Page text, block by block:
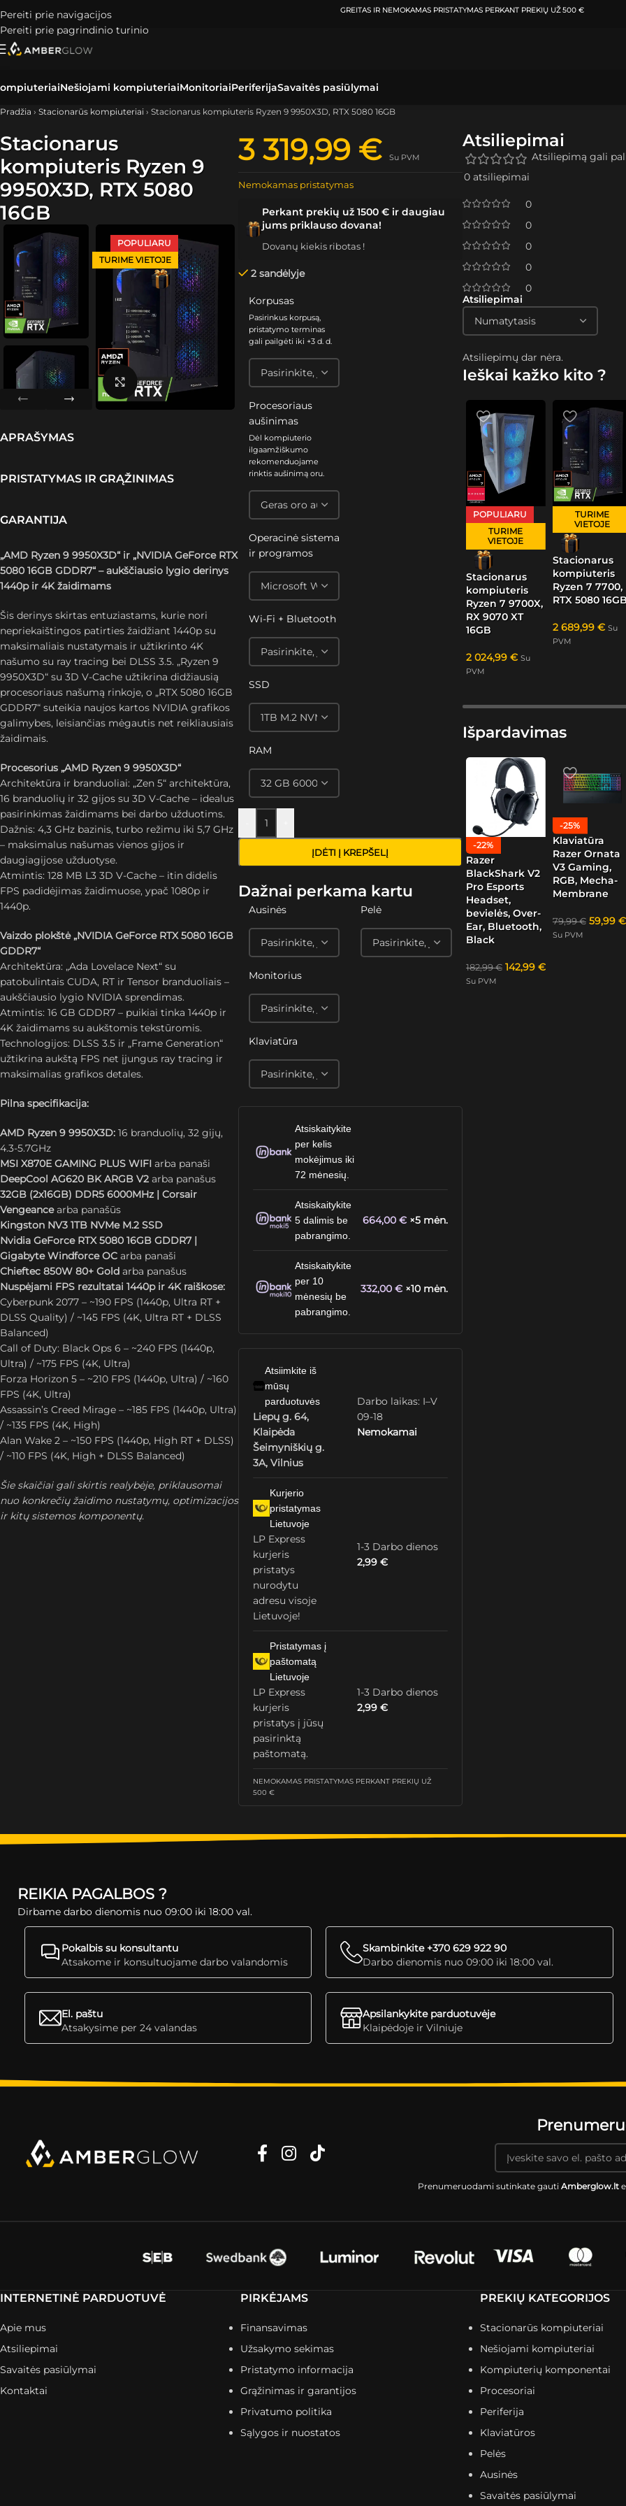
Pereiti prie navigacijos
Pereiti prie pagrindinio turinio
ATSIIMKITE UŽSAKYMĄKLAIPĖDOJE IR VILNIUJEPER0-3 DARBO DIENAS.
Nešiojami kompiuteriaiMonitoriaiPeriferijaSavaitės pasiūlymai
Pradžia › Stacionarūs kompiuteriai › Stacionarus kompiuteris Ryzen 9 9950X3D, RTX 5080 16GB
Stacionarus
kompiuteris Ryzen 9
9950X3D, RTX 5080
16GB
POPULIARU
TURIME VIETOJE
Spustelėkite, kad padidintumėte
APRAŠYMAS
PRISTATYMAS IR GRĄŽINIMAS
GARANTIJA
„AMD Ryzen 9 9950X3D“ ir „NVIDIA GeForce RTX
5080 16GB GDDR7“ – aukščiausio lygio derinys
1440p ir 4K žaidimams
Šis derinys skirtas entuziastams, kurie nori
nepriekaištingos patirties žaidžiant 1440p su
maksimaliais nustatymais ir užtikrinto 4K
našumo su ray tracing bei DLSS 3.5. „Ryzen 9
9950X3D“ su 3D V-Cache užtikrina didžiausią
procesoriaus našumą rinkoje, o „RTX 5080 16GB
GDDR7“ suteikia naujos kartos NVIDIA grafikos
galimybes, leisiančias mėgautis net reikliausiais
žaidimais.
Procesorius „AMD Ryzen 9 9950X3D“
Architektūra ir branduoliai: „Zen 5“ architektūra,
16 branduolių ir 32 gijos su 3D V-Cache – idealus
pasirinkimas žaidimams bei darbo užduotims.
Dažnis: 4,3 GHz bazinis, turbo režimu iki 5,7 GHz
– maksimalus našumas vienos gijos ir
daugiagijose užduotyse.
Atmintis: 128 MB L3 3D V-Cache – itin didelis
FPS padidėjimas žaidimuose, ypač 1080p ir
1440p.
Vaizdo plokštė „NVIDIA GeForce RTX 5080 16GB
GDDR7“
Architektūra: „Ada Lovelace Next“ su
patobulintais CUDA, RT ir Tensor branduoliais –
aukščiausio lygio NVIDIA sprendimas.
Atmintis: 16 GB GDDR7 – puikiai tinka 1440p ir
4K žaidimams su aukštomis tekstūromis.
Technologijos: DLSS 3.5 ir „Frame Generation“
užtikrina aukštą FPS net įjungus ray tracing ir
maksimalias grafikos detales.
Pilna specifikacija:
AMD Ryzen 9 9950X3D: 16 branduolių, 32 gijų,
4.3-5.7GHz
MSI X870E GAMING PLUS WIFI arba panaši
DeepCool AG620 BK ARGB V2 arba panašus
32GB (2x16GB) DDR5 6000MHz | Corsair
Vengeancearba panašūs
Kingston NV3 1TB NVMe M.2 SSD
Nvidia GeForce RTX 5080 16GB GDDR7 |
Gigabyte Windforce OC arba panaši
Chieftec 850W 80+ Gold arba panašus
Nuspėjami FPS rezultatai 1440p ir 4K raiškose:
Cyberpunk 2077 – ~190 FPS (1440p, Ultra RT +
DLSS Quality) / ~145 FPS (4K, Ultra RT + DLSS
Balanced)
Call of Duty: Black Ops 6 – ~240 FPS (1440p,
Ultra) / ~175 FPS (4K, Ultra)
Forza Horizon 5 – ~210 FPS (1440p, Ultra) / ~160
FPS (4K, Ultra)
Assassin’s Creed Mirage – ~185 FPS (1440p, Ultra)
/ ~135 FPS (4K, High)
Alan Wake 2 – ~150 FPS (1440p, High RT + DLSS)
/ ~110 FPS (4K, High + DLSS Balanced)
Šie skaičiai gali skirtis realybėje, priklausomai
nuo konkrečių žaidimo nustatymų, optimizacijos
ir kitų sistemos komponentų.
3 319,99 € Su PVM
Nemokamas pristatymas
Perkant prekių už 1500 € ir daugiau
jums priklauso dovana!
Dovanų kiekis ribotas !
2 sandėlyje
Korpusas
Pasirinkus korpusą,
pristatymo terminas
gali pailgėti iki +3 d. d.
Procesoriaus
aušinimas
Dėl kompiuterio
ilgaamžiškumo
rekomenduojame
rinktis aušinimą oru.
Operacinė sistema
ir programos
Wi-Fi + Bluetooth
SSD
RAM
ĮDĖTI Į KREPŠELĮ
Dažnai perkama kartu
Ausinės Pelė
Monitorius
Klaviatūra
Atsiskaitykite
per kelis
mokėjimus iki
72 mėnesių.
Atsiskaitykite
5 dalimis be
pabrangimo.
664,00 € ×5 mėn.
Atsiskaitykite
per 10
mėnesių be
pabrangimo.
332,00 € ×10 mėn.
Atsiimkite iš
mūsų
parduotuvės
Liepų g. 64,
Klaipėda
Šeimyniškių g.
3A, Vilnius
Darbo laikas: I–V
09-18
Nemokamai
Kurjerio
pristatymas
Lietuvoje
LP Express
kurjeris
pristatys
nurodytu
adresu visoje
Lietuvoje!
1-3 Darbo dienos
2,99€
Pristatymas į
paštomatą
Lietuvoje
LP Express
kurjeris
pristatys į jūsų
pasirinktą
paštomatą.
1-3 Darbo dienos
2,99€
NEMOKAMAS PRISTATYMAS PERKANT PREKIŲ UŽ
500 €
Atsiliepimai
0 atsiliepimai
0
0
0
0
0
Atsiliepimai
Atsiliepimų dar nėra.
Atsiliepimą gali
Ieškai kažko kito ?
POPULIARU
TURIME
VIETOJE
Stacionarus
kompiuteris
Ryzen 7 9700X,
RX 9070 XT
16GB
2 024,99 € Su
PVM
TURIME
VIETOJE
Stacionarus
kompiuteris
Ryzen 7 7700,
RTX 5080 16GB
2 689,99 € Su
PVM
Išpardavimas
-22%
Razer
BlackShark V2
Pro Esports
Headset,
bevielės, Over-
Ear, Bluetooth,
Black
182,99€ 142,99 €
Su PVM
-25%
Klaviatūra
Razer Ornata
V3 Gaming,
RGB, Mecha-
Membrane
79,99€ 59,99 €
Su PVM
REIKIA PAGALBOS ?
Dirbame darbo dienomis nuo 09:00 iki 18:00 val.
Pokalbis su konsultantu
Atsakome ir konsultuojame darbo valandomis
Skambinkite +370 629 922 90
Darbo dienomis nuo 09:00 iki 18:00 val.
El. paštu
Atsakysime per 24 valandas
Apsilankykite parduotuvėje
Klaipėdoje ir Vilniuje
Prenumeruodami sutinkate gautiAmberglow.lt
INTERNETINĖ PARDUOTUVĖ
Apie mus
Atsiliepimai
Savaitės pasiūlymai
Kontaktai
PIRKĖJAMS
Finansavimas
Užsakymo sekimas
Pristatymo informacija
Grąžinimas ir garantijos
Privatumo politika
Sąlygos ir nuostatos
PREKIŲ KATEGORIJOS
Stacionarūs kompiuteriai
Nešiojami kompiuteriai
Kompiuterių komponentai
Procesoriai
Periferija
Klaviatūros
Pelės
Ausinės
Savaitės pasiūlymai